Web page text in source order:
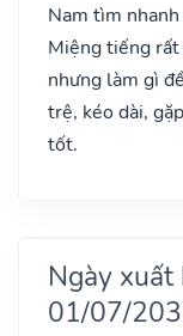
Nam tìm
Miệng tiếng
nhưng làm gì
trệ, kéo dài,
tốt.
Ngày
01/07/